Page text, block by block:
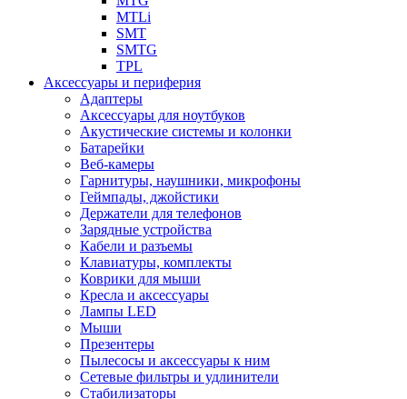
MTLi
SMT
SMTG
TPL
Аксессуары и периферия
Адаптеры
Аксессуары для ноутбуков
Акустические системы и колонки
Батарейки
Веб-камеры
Гарнитуры, наушники, микрофоны
Геймпады, джойстики
Держатели для телефонов
Зарядные устройства
Кабели и разъемы
Клавиатуры, комплекты
Коврики для мыши
Кресла и аксессуары
Лампы LED
Мыши
Презентеры
Пылесосы и аксессуары к ним
Сетевые фильтры и удлинители
Стабилизаторы